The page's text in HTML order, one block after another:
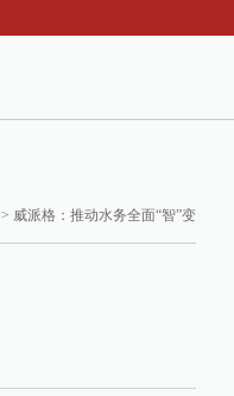
> 威派格：推动水务全面“智”变